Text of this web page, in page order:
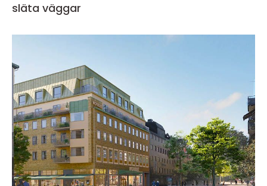
släta väggar